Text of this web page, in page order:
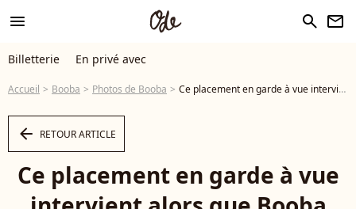
menu search newsletter
Billetterie En privé avec
Accueil Booba Photos de Booba Ce placement en garde à vue intervient alors que Booba est régulièrement impliqué dans des conflits médiatiques. Booba dans un rassemblement, à Paris, France, 1er décembre 2023. © Jack Tribeca/bestimage - Photo
arrow_left RETOUR ARTICLE
Ce placement en garde à vue